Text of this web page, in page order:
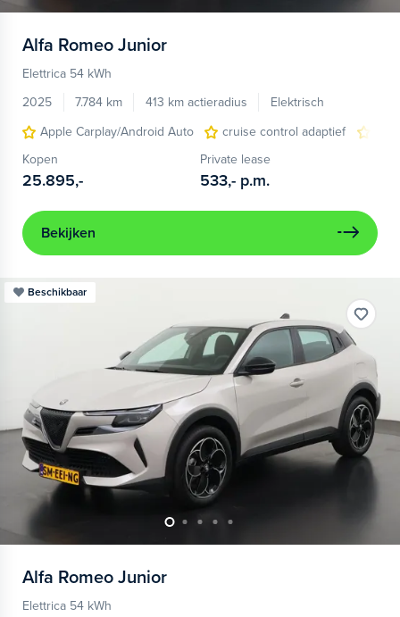
Alfa Romeo Junior
Elettrica 54 kWh
2025
7.784 km 413 km actieradius
Elektrisch
Apple Carplay/Android Auto
cruise control adaptief
Kopen
25.895,-
Private lease
533,- p.m.
Bekijken
Beschikbaar
Alfa Romeo Junior
Elettrica 54 kWh